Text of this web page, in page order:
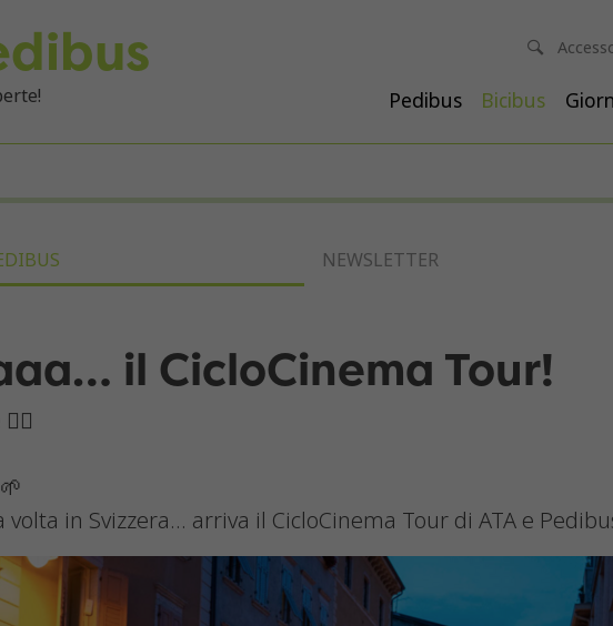
Pedibus Bicibus
NEWSLETTER
il CicloCinema Tour!
volta in Svizzera… arriva il CicloCinema Tour di ATA e